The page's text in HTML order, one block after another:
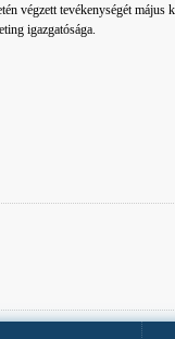
végzett tevékenységét
igazgatósága.